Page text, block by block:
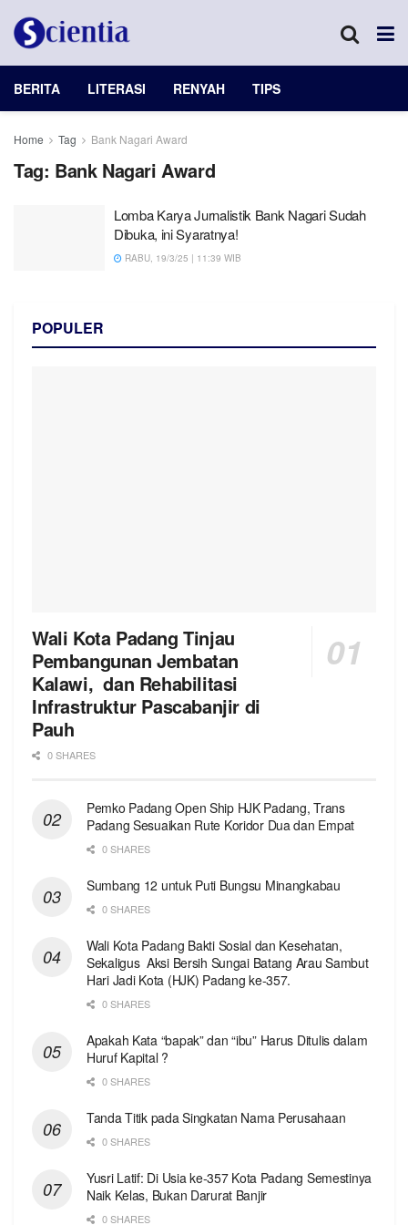
BERITA LITERASI RENYAH TIPS
Home Tag Bank Nagari Award
Tag: Bank Nagari Award
Lomba Karya Jurnalistik Bank Nagari Sudah
Dibuka, ini Syaratnya!
RABU, 19/3/25 | 11:39 WIB
POPULER
Wali Kota Padang Tinjau
Pembangunan Jembatan
Kalawi, dan Rehabilitasi
Infrastruktur Pascabanjir di
Pauh
0 SHARES
Pemko Padang Open Ship HJK Padang, Trans
Padang Sesuaikan Rute Koridor Dua dan Empat
0 SHARES
Sumbang 12 untuk Puti Bungsu Minangkabau
0 SHARES
Wali Kota Padang Bakti Sosial dan Kesehatan,
Sekaligus Aksi Bersih Sungai Batang Arau Sambut
Hari Jadi Kota (HJK) Padang ke-357.
0 SHARES
Apakah Kata “bapak” dan “ibu” Harus Ditulis dalam
Huruf Kapital ?
0 SHARES
Tanda Titik pada Singkatan Nama Perusahaan
0 SHARES
Yusri Latif: Di Usia ke-357 Kota Padang Semestinya
Naik Kelas, Bukan Darurat Banjir
0 SHARES